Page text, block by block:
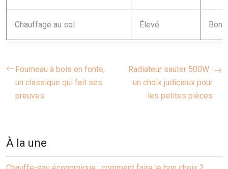
Chauffage au sol Élevé Bon
Fourneau à bois en fonte,
un classique qui fait ses
preuves
Radiateur sauter 500W :
un choix judicieux pour
les petites pièces
À la une